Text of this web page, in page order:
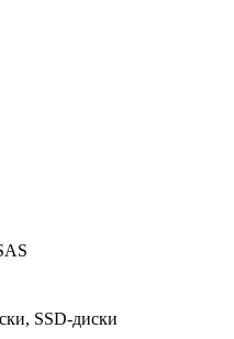
SSD-диски